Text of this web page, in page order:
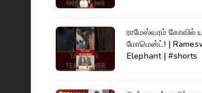
ராமேஸ்வரம் கோவில்
மோமென்ட்! |
Elephant | #shorts